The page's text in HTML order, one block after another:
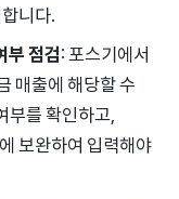
니다.
부 점검: 포스기에서
매출에 해당할 수
부를 확인하고,
보완하여 입력해야